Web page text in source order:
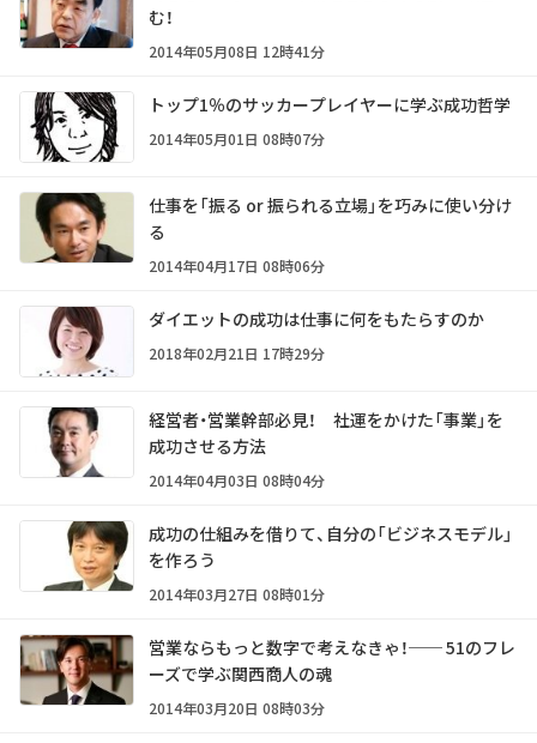
む！
2014年05月08日 12時41分
トップ1％のサッカープレイヤーに学ぶ成功哲学
2014年05月01日 08時07分
仕事を「振る or 振られる立場」を巧みに使い分け
る
2014年04月17日 08時06分
ダイエットの成功は仕事に何をもたらすのか
2018年02月21日 17時29分
経営者・営業幹部必見！ 社運をかけた「事業」を
成功させる方法
2014年04月03日 08時04分
成功の仕組みを借りて、自分の「ビジネスモデル」
を作ろう
2014年03月27日 08時01分
営業ならもっと数字で考えなきゃ！── 51のフレ
ーズで学ぶ関西商人の魂
2014年03月20日 08時03分